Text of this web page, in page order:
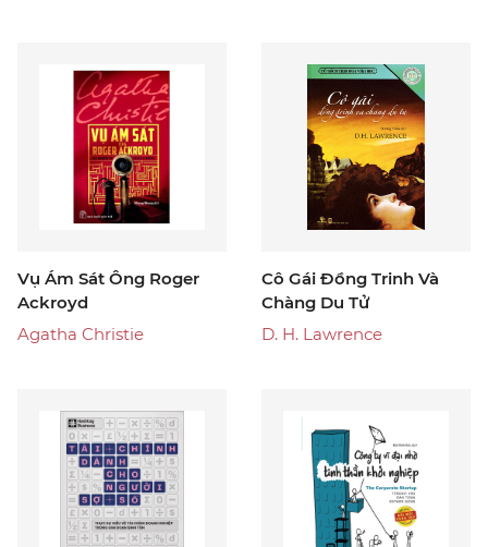
Vụ Ám Sát Ông Roger
Ackroyd
Agatha Christie
Cô Gái Đồng Trinh Và
Chàng Du Tử
D. H. Lawrence